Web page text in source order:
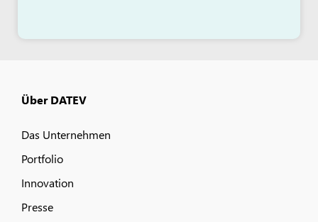
Über DATEV
Das Unternehmen
Portfolio
Innovation
Presse